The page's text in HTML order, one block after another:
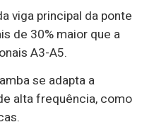
viga principal da ponte
de 30% maior que a
A3-A5.
se adapta a
alta frequência, como